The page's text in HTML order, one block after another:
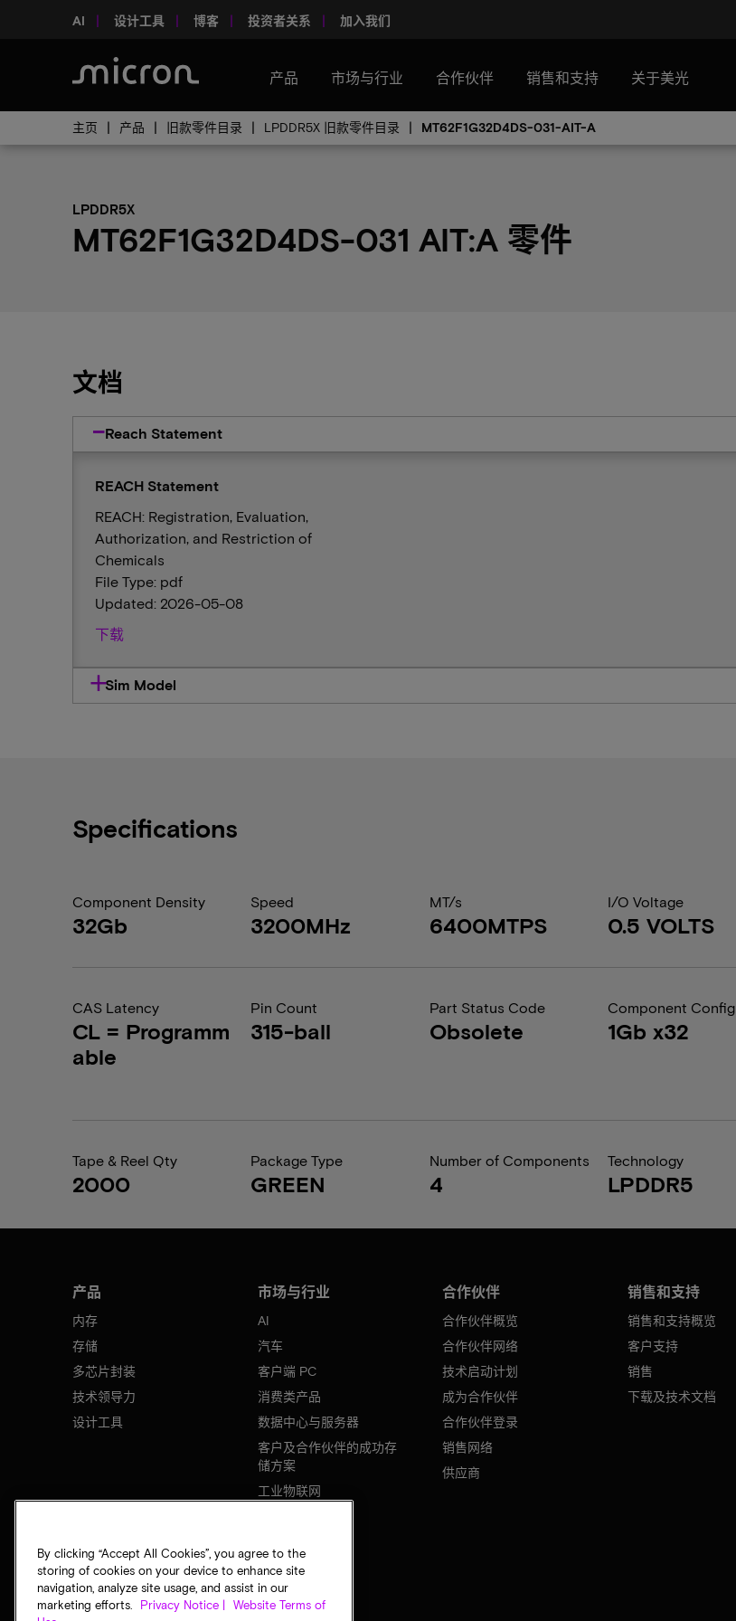
AI 设计工具 博客 投资者关系 加入我们
产品 市场与行业 合作伙伴 销售和支持 关于美光
主页 产品 旧款零件目录 LPDDR5X 旧款零件目录 MT62F1G32D4DS-031-AIT-A
LPDDR5X
MT62F1G32D4DS-031 AIT:A 零件
文档
Reach Statement
REACH Statement
REACH: Registration, Evaluation,
Authorization, and Restriction of
Chemicals
File Type: pdf
Updated: 2026-05-08
下载
Sim Model
Specifications
Component Density
32Gb
Speed
3200MHz
MT/s
6400MTPS
I/O Voltage
0.5 VOLTS
CAS Latency
CL = Programm
able
Pin Count
315-ball
Part Status Code
Obsolete
Component Config
1Gb x32
Tape & Reel Qty
2000
Package Type
GREEN
Number of Components
4
Technology
LPDDR5
产品
内存
存储
多芯片封装
技术领导力
设计工具
市场与行业
AI
汽车
客户端 PC
消费类产品
数据中心与服务器
客户及合作伙伴的成功存
储方案
工业物联网
合作伙伴
合作伙伴概览
合作伙伴网络
技术启动计划
成为合作伙伴
合作伙伴登录
销售网络
供应商
销售和支持
销售和支持概览
客户支持
销售
下载及技术文档
By clicking “Accept All Cookies”, you agree to the
storing of cookies on your device to enhance site
navigation, analyze site usage, and assist in our
marketing efforts.
Privacy Notice |
Website Terms of